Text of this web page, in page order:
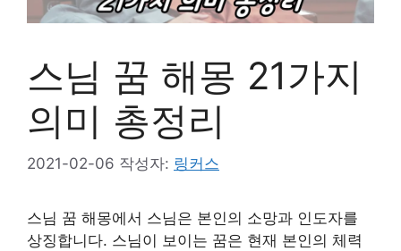
스님 꿈 해몽 21가지
의미 총정리
2021-02-06 작성자: 링커스
스님 꿈 해몽에서 스님은 본인의 소망과 인도자를
상징합니다. 스님이 보이는 꿈은 현재 본인의 체력